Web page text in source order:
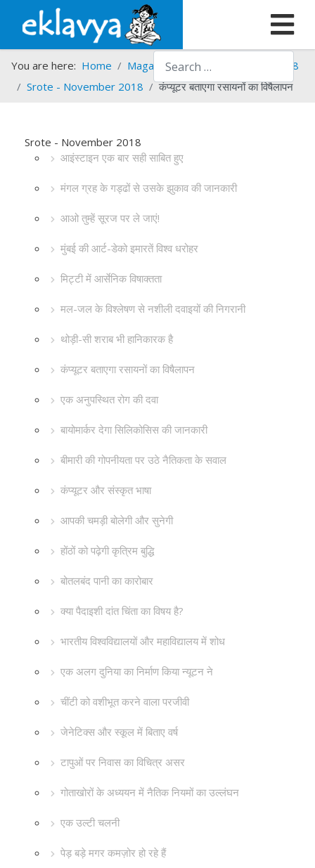
Search
You are here: Home Magazines Srote
Srote - 2018
Srote - November 2018
कंप्यूटर बताएगा रसायनों का विषैलापन
Srote - November 2018
आइंस्टाइन एक बार सही साबित हुए
मंगल ग्रह के गड्ढों से उसके झुकाव की जानकारी
आओ तुम्हें सूरज पर ले जाएं!
मुंबई की आर्ट-डेको इमारतें विश्व धरोहर
मिट्टी में आर्सेनिक विषाक्तता
मल-जल के विश्लेषण से नशीली दवाइयों की निगरानी
थोड़ी-सी शराब भी हानिकारक है
कंप्यूटर बताएगा रसायनों का विषैलापन
एक अनुपस्थित रोग की दवा
बायोमार्कर देगा सिलिकोसिस की जानकारी
बीमारी की गोपनीयता पर उठे नैतिकता के सवाल
कंप्यूटर और संस्कृत भाषा
आपकी चमड़ी बोलेगी और सुनेगी
होंठों को पढ़ेगी कृत्रिम बुद्धि
बोतलबंद पानी का कारोबार
क्या पैदाइशी दांत चिंता का विषय है?
भारतीय विश्वविद्यालयों और महाविद्यालय में शोध
एक अलग दुनिया का निर्माण किया न्यूटन ने
चींटी को वशीभूत करने वाला परजीवी
जेनेटिक्स और स्कूल में बिताए वर्ष
टापुओं पर निवास का विचित्र असर
गोताखोरों के अध्ययन में नैतिक नियमों का उल्लंघन
एक उल्टी चलनी
पेड़ बड़े मगर कमज़ोर हो रहे हैं